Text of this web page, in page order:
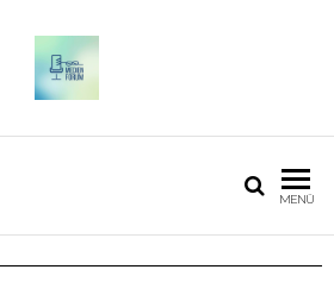
MENÜ